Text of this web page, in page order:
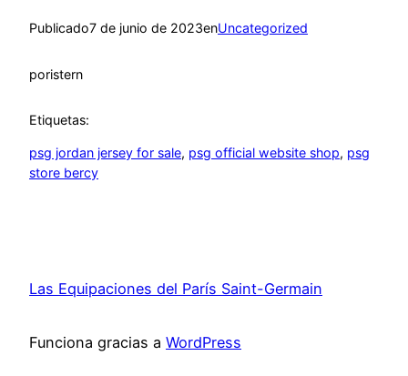
Publicado7 de junio de 2023enUncategorized
poristern
Etiquetas:
psg jordan jersey for sale, psg official website shop, psg
store bercy
Las Equipaciones del París Saint-Germain
Funciona gracias a WordPress